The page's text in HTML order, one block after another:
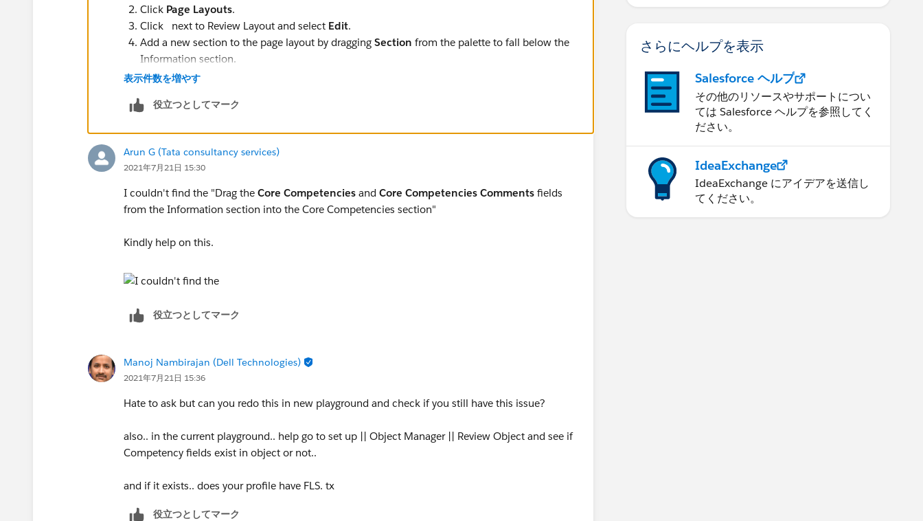
Click Page Layouts.
Click next to Review Layout and select Edit.
Add a new section to the page layout by dragging Section from the palette to fall below the
Information section.
Fill in the section properties:
For Layout, select
ClickOK.
Drag the Core Competencies
Information section into the Core Competencies section.
ensure.. the layout properties and section Name are same.
表示件数を増やす
役立つとしてマーク
Arun G (Tata consultancy services)
2021年7月21日 15:30
I couldn't find the "Drag the Core Competencies and Core Competencies Comments fields
from the Information section into the Core Competencies section"
Kindly help on this.
役立つとしてマーク
Manoj Nambirajan (Dell Technologies)
2021年7月21日 15:36
Hate to ask but can you redo this in new playground and check if you still have this issue?
also.. in the current playground.. help go to set up || Object Manager || Review Object and see if
Competency fields exist in object or not..
and if it exists.. does your profile have FLS. tx
役立つとしてマーク
さらにヘルプを表示
Salesforce ヘルプ
その他のリソースやサポートについ
ては Salesforce ヘルプを参照してく
ださい。
IdeaExchange
IdeaExchange にアイデアを送信し
てください。